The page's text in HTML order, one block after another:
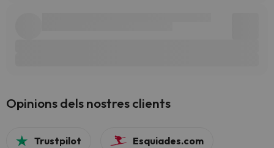
Opinions dels nostres clients
Trustpilot Esquiades.com